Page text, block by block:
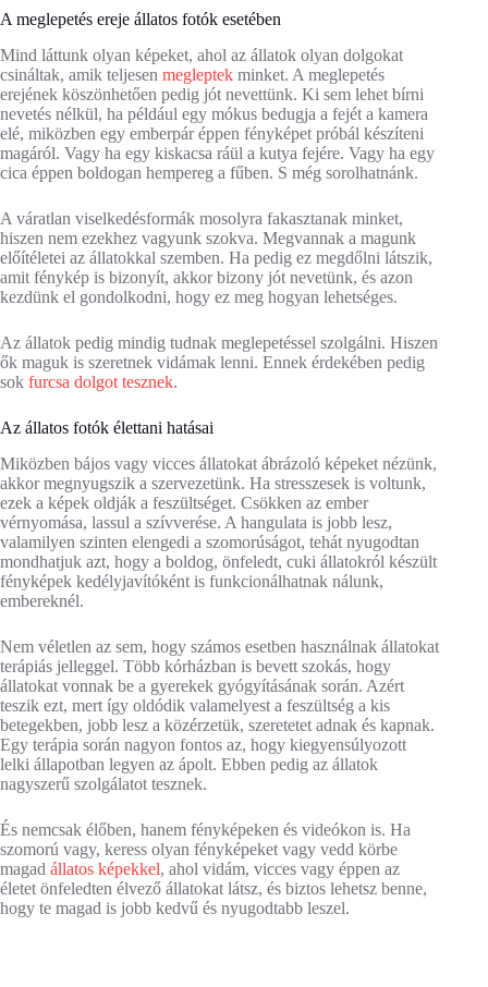
A meglepetés ereje állatos fotók esetében
Mind láttunk olyan képeket, ahol az állatok olyan dolgokat
csináltak, amik teljesen megleptek minket. A meglepetés
erejének köszönhetően pedig jót nevettünk. Ki sem lehet bírni
nevetés nélkül, ha például egy mókus bedugja a fejét a kamera
elé, miközben egy emberpár éppen fényképet próbál készíteni
magáról. Vagy ha egy kiskacsa ráül a kutya fejére. Vagy ha egy
cica éppen boldogan hempereg a fűben. S még sorolhatnánk.
A váratlan viselkedésformák mosolyra fakasztanak minket,
hiszen nem ezekhez vagyunk szokva. Megvannak a magunk
előítéletei az állatokkal szemben. Ha pedig ez megdőlni látszik,
amit fénykép is bizonyít, akkor bizony jót nevetünk, és azon
kezdünk el gondolkodni, hogy ez meg hogyan lehetséges.
Az állatok pedig mindig tudnak meglepetéssel szolgálni. Hiszen
ők maguk is szeretnek vidámak lenni. Ennek érdekében pedig
sok furcsa dolgot tesznek.
Az állatos fotók élettani hatásai
Miközben bájos vagy vicces állatokat ábrázoló képeket nézünk,
akkor megnyugszik a szervezetünk. Ha stresszesek is voltunk,
ezek a képek oldják a feszültséget. Csökken az ember
vérnyomása, lassul a szívverése. A hangulata is jobb lesz,
valamilyen szinten elengedi a szomorúságot, tehát nyugodtan
mondhatjuk azt, hogy a boldog, önfeledt, cuki állatokról készült
fényképek kedélyjavítóként is funkcionálhatnak nálunk,
embereknél.
Nem véletlen az sem, hogy számos esetben használnak állatokat
terápiás jelleggel. Több kórházban is bevett szokás, hogy
állatokat vonnak be a gyerekek gyógyításának során. Azért
teszik ezt, mert így oldódik valamelyest a feszültség a kis
betegekben, jobb lesz a közérzetük, szeretetet adnak és kapnak.
Egy terápia során nagyon fontos az, hogy kiegyensúlyozott
lelki állapotban legyen az ápolt. Ebben pedig az állatok
nagyszerű szolgálatot tesznek.
És nemcsak élőben, hanem fényképeken és videókon is. Ha
szomorú vagy, keress olyan fényképeket vagy vedd körbe
magad állatos képekkel, ahol vidám, vicces vagy éppen az
életet önfeledten élvező állatokat látsz, és biztos lehetsz benne,
hogy te magad is jobb kedvű és nyugodtabb leszel.